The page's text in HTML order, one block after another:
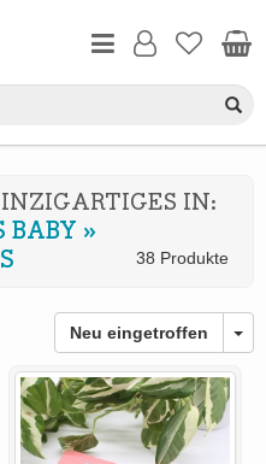
IN:
BABY »
38 Produkte
Neu eingetroffen